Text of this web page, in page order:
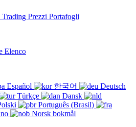
Trading Prezzi Portafogli
Elenco
Español 한국어
Deutsch
Türkçe
Dansk
Português (Brasil)
Norsk bokmål